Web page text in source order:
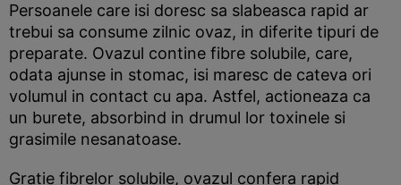
Persoanele care isi doresc sa slabeasca rapid ar
trebui sa consume zilnic ovaz, in diferite tipuri de
preparate. Ovazul contine fibre solubile, care,
odata ajunse in stomac, isi maresc de cateva ori
volumul in contact cu apa. Astfel, actioneaza ca
un burete, absorbind in drumul lor toxinele si
grasimile nesanatoase.
Gratie fibrelor solubile, ovazul confera rapid